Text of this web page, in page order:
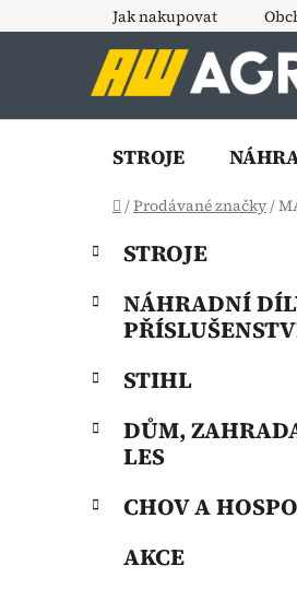
na
Jak nakupovat
STROJE
Domů
/Prodávané značky/
P
s
a
n
p
kategorie
K
a
e
r
e
STROJE
NÁHRADNÍ
STIHL
DŮM,
LES
CHOV A
AKCE